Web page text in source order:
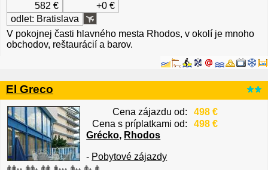
582 €
+0 €
odlet: Bratislava
V pokojnej časti hlavného mesta Rhodos, v okolí je mnoho
obchodov, reštaurácií a barov.
El Greco
Cena zájazdu od:
498 €
Cena s príplatkami od:
498 €
Grécko, Rhodos
- Pobytové zájazdy